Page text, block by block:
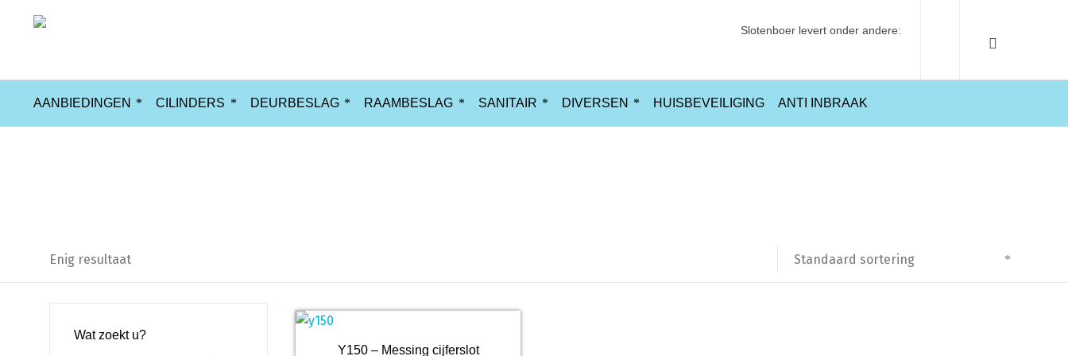
Slotenboer levert onder andere:
AANBIEDINGEN CILINDERS DEURBESLAG RAAMBESLAG SANITAIR DIVERSEN HUISBEVEILIGING ANTI INBRAAK
Enig resultaat Standaard sortering
Y150 – Messing cijferslot
Wat zoekt u?